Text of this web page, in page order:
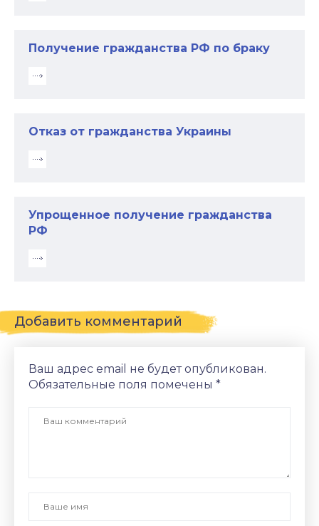
Получение гражданства РФ по браку
Отказ от гражданства Украины
Упрощенное получение гражданства
РФ
Добавить комментарий
Ваш адрес email не будет опубликован.
Обязательные поля помечены *